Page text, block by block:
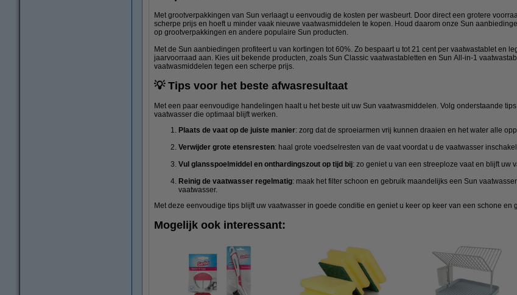
Met grootverpakkingen van Sun verlaagt u eenvoudig de kosten per wasbeurt. Door direct een grotere
scherpe prijs en hoeft u minder vaak nieuwe vaatwasmiddelen te kopen. Houd daarom onze Sun
op grootverpakkingen en andere populaire Sun producten.
Met de Sun aanbiedingen profiteert u van kortingen tot 60%. Zo bespaart u tot 21 cent per vaatwastablet en
jaarvoorraad aan. Kies uit bekende producten, zoals Sun Classic vaatwastabletten en Sun All-in-1
vaatwasmiddelen tegen een scherpe prijs.
💡 Tips voor het beste afwasresultaat
Met een paar eenvoudige handelingen haalt u het beste uit uw Sun vaatwasmiddelen. Volg onderstaande
vaatwasser die optimaal blijft werken.
Plaats de vaat op de juiste manier: zorg dat de sproeiarmen vrij kunnen draaien en het water alle
Verwijder grote etensresten: haal grote voedselresten van de vaat voordat u de vaatwasser
Vul glansspoelmiddel en onthardingszout op tijd bij: zo geniet u van een streeploze vaat en blijft uw
Reinig de vaatwasser regelmatig: maak het filter schoon en gebruik maandelijks een Sun
vaatwasser.
Met deze eenvoudige tips blijft uw vaatwasser in goede conditie en geniet u keer op keer van een schone en
Mogelijk ook interessant: